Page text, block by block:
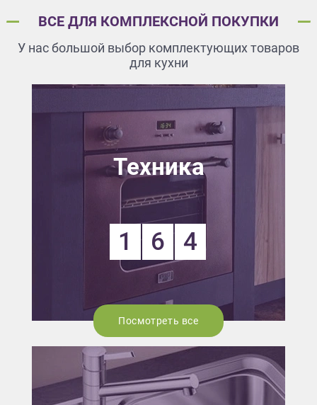
ВСЕ ДЛЯ КОМПЛЕКСНОЙ ПОКУПКИ
У нас большой выбор комплектующих товаров
для кухни
Техника
1 6 4
Посмотреть все